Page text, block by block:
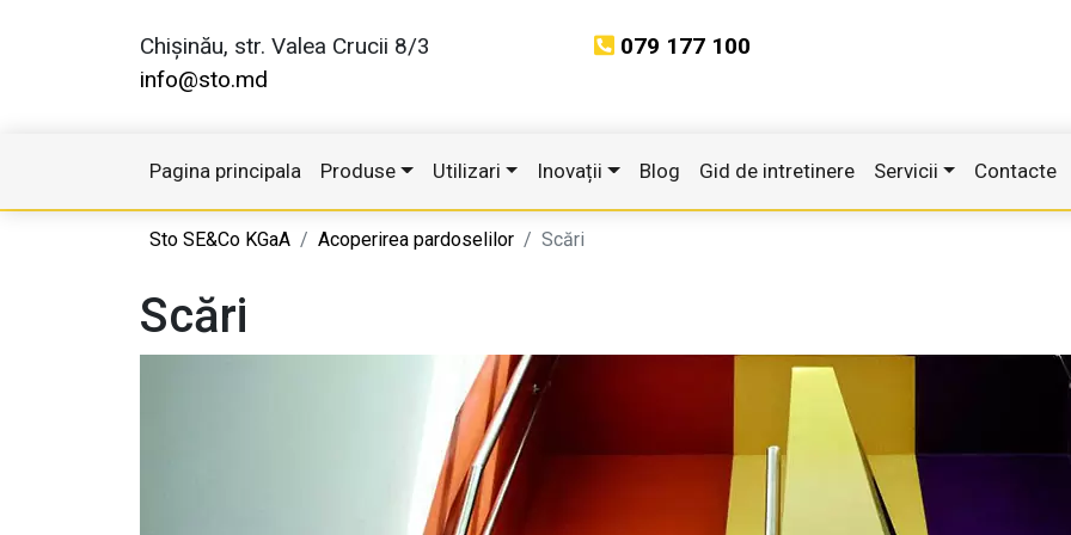
Chișinău, str. Valea Crucii 8/3
info@sto.md
079 177 100
Pagina principala Produse Utilizari Inovații Blog Gid de intretinere Servicii Contacte
Sto SE&Co KGaA Acoperirea pardoselilor Scări
Scări